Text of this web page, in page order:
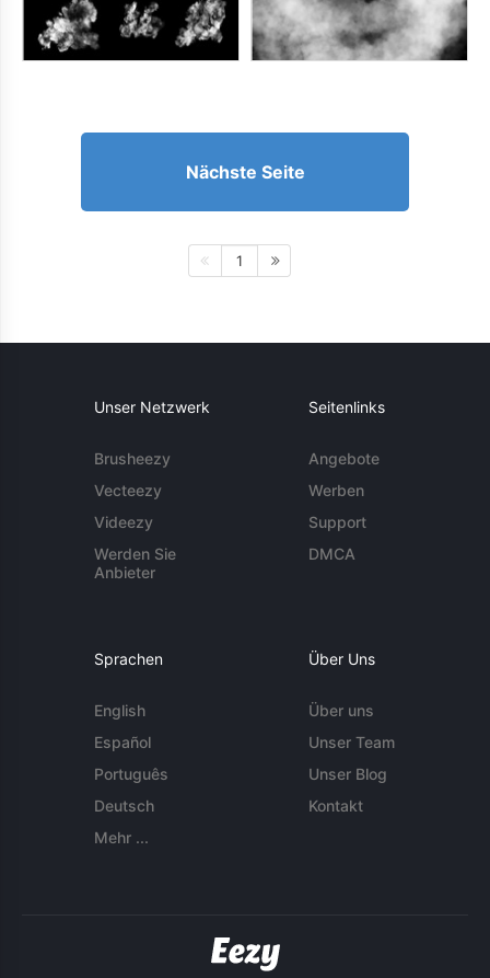
Nächste Seite
1
Unser Netzwerk
Brusheezy
Vecteezy
Videezy
Werden Sie
Anbieter
Seitenlinks
Angebote
Werben
Support
DMCA
Sprachen
English
Español
Português
Deutsch
Mehr ...
Über Uns
Über uns
Unser Team
Unser Blog
Kontakt